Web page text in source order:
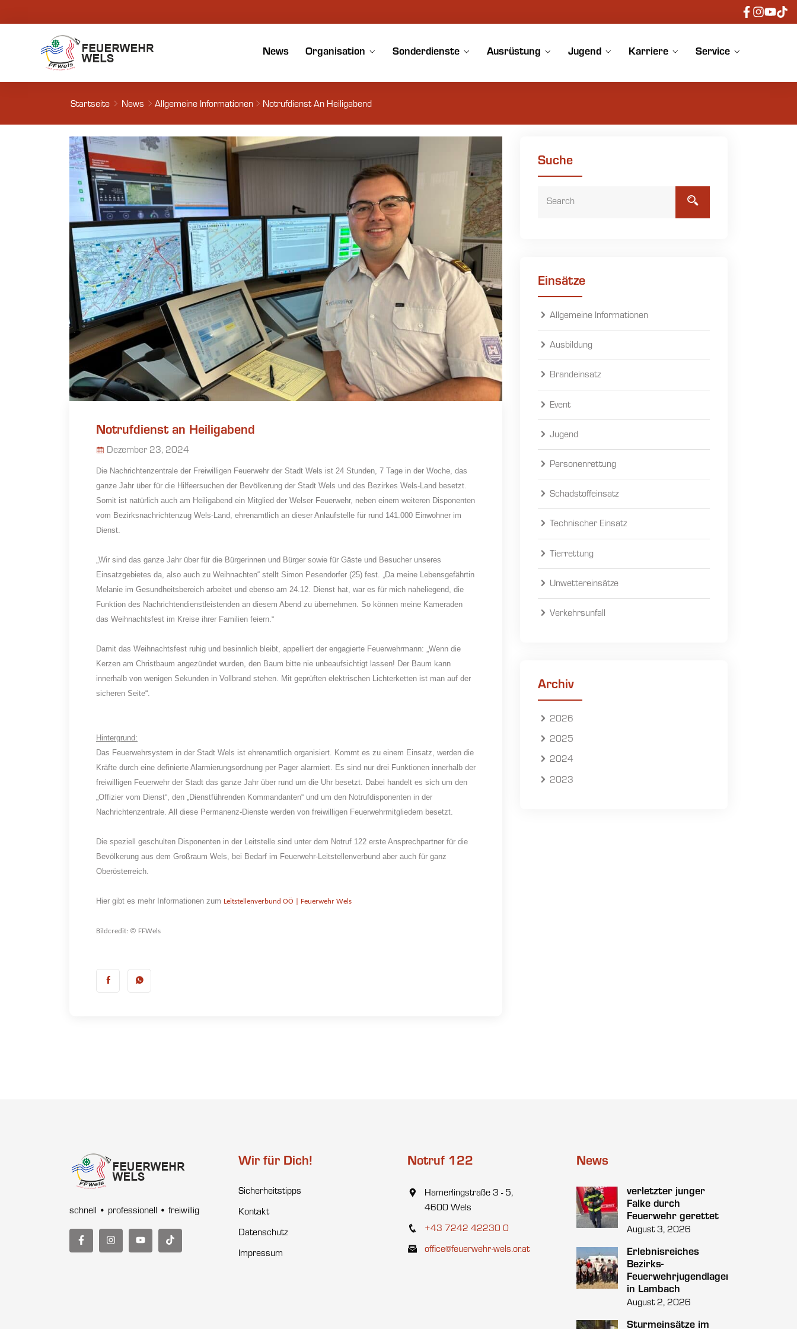
News Organisation Sonderdienste Ausrüstung Jugend Karriere Service
Startseite News Allgemeine Informationen Notrufdienst An Heiligabend
Notrufdienst an Heiligabend
Dezember 23, 2024
Die Nachrichtenzentrale der Freiwilligen Feuerwehr der Stadt Wels ist 24 Stunden, 7 Tage in der Woche, das
ganze Jahr über für die Hilfeersuchen der Bevölkerung der Stadt Wels und des Bezirkes Wels-Land besetzt.
Somit ist natürlich auch am Heiligabend ein Mitglied der Welser Feuerwehr, neben einem weiteren Disponenten
vom Bezirksnachrichtenzug Wels-Land, ehrenamtlich an dieser Anlaufstelle für rund 141.000 Einwohner im
Dienst.
„Wir sind das ganze Jahr über für die Bürgerinnen und Bürger sowie für Gäste und Besucher unseres
Einsatzgebietes da, also auch zu Weihnachten“ stellt Simon Pesendorfer (25) fest. „Da meine Lebensgefährtin
Melanie im Gesundheitsbereich arbeitet und ebenso am 24.12. Dienst hat, war es für mich naheliegend, die
Funktion des Nachrichtendienstleistenden an diesem Abend zu übernehmen. So können meine Kameraden
das Weihnachtsfest im Kreise ihrer Familien feiern.“
Damit das Weihnachtsfest ruhig und besinnlich bleibt, appelliert der engagierte Feuerwehrmann: „Wenn die
Kerzen am Christbaum angezündet wurden, den Baum bitte nie unbeaufsichtigt lassen! Der Baum kann
innerhalb von wenigen Sekunden in Vollbrand stehen. Mit geprüften elektrischen Lichterketten ist man auf der
sicheren Seite“.
Hintergrund:
Das Feuerwehrsystem in der Stadt Wels ist ehrenamtlich organisiert. Kommt es zu einem Einsatz, werden die
Kräfte durch eine definierte Alarmierungsordnung per Pager alarmiert. Es sind nur drei Funktionen innerhalb der
freiwilligen Feuerwehr der Stadt das ganze Jahr über rund um die Uhr besetzt. Dabei handelt es sich um den
„Offizier vom Dienst“, den „Dienstführenden Kommandanten“ und um den Notrufdisponenten in der
Nachrichtenzentrale. All diese Permanenz-Dienste werden von freiwilligen Feuerwehrmitgliedern besetzt.
Die speziell geschulten Disponenten in der Leitstelle sind unter dem Notruf 122 erste Ansprechpartner für die
Bevölkerung aus dem Großraum Wels, bei Bedarf im Feuerwehr-Leitstellenverbund aber auch für ganz
Oberösterreich.
Hier gibt es mehr Informationen zum Leitstellenverbund OÖ | Feuerwehr Wels
Bildcredit: © FFWels
Suche
Einsätze
Allgemeine Informationen
Ausbildung
Brandeinsatz
Event
Jugend
Personenrettung
Schadstoffeinsatz
Technischer Einsatz
Tierrettung
Unwettereinsätze
Verkehrsunfall
Archiv
2026
2025
2024
2023
schnell • professionell • freiwillig
Wir für Dich!
Sicherheitstipps
Kontakt
Datenschutz
Impressum
Notruf 122
Hamerlingstraße 3 - 5,
4600 Wels
+43 7242 42230 0
office@feuerwehr-wels.or.at
News
verletzter junger
Falke durch
Feuerwehr gerettet
August 3, 2026
Erlebnisreiches
Bezirks-
Feuerwehrjugendlager
in Lambach
August 2, 2026
Sturmeinsätze im